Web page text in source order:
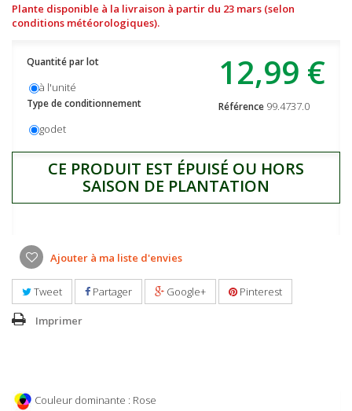
Plante disponible à la livraison à partir du 23 mars (selon
conditions météorologiques).
12,99 €
Référence 99.4737.0
Quantité par lot
à l'unité
Type de conditionnement
godet
CE PRODUIT EST ÉPUISÉ OU HORS
SAISON DE PLANTATION
Ajouter à ma liste d'envies
Tweet Partager Google+ Pinterest
Imprimer
Couleur dominante : Rose